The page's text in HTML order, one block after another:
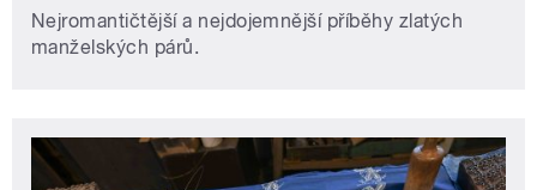
Nejromantičtější a nejdojemnější příběhy zlatých
manželských párů.